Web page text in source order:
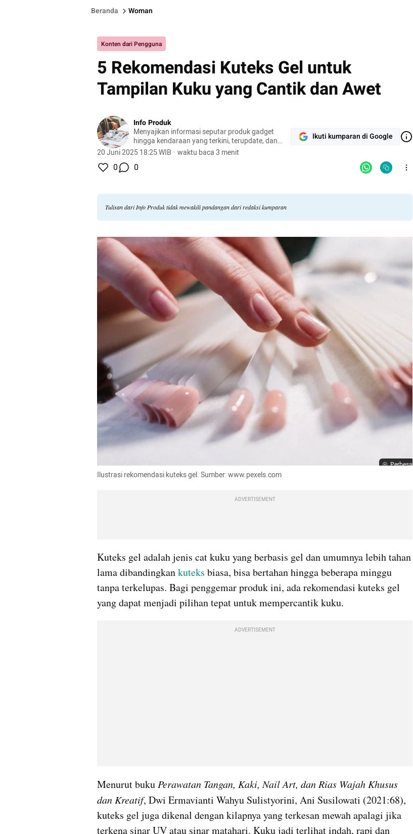
Beranda Woman
Konten dari Pengguna
5 Rekomendasi Kuteks Gel untuk
Tampilan Kuku yang Cantik dan Awet
Info Produk
Menyajikan informasi seputar produk gadget
hingga kendaraan yang terkini, terupdate, dan
terlengkap.
20 Juni 2025 18:25 WIB · waktu baca 3 menit
Ikuti kumparan di Google
0 0
Tulisan dari Info Produk tidak mewakili pandangan dari redaksi kumparan
Perbesar
Ilustrasi rekomendasi kuteks gel. Sumber: www.pexels.com
ADVERTISEMENT
Kuteks gel adalah jenis cat kuku yang berbasis gel dan umumnya lebih tahan
lama dibandingkan kuteks biasa, bisa bertahan hingga beberapa minggu
tanpa terkelupas. Bagi penggemar produk ini, ada rekomendasi kuteks gel
yang dapat menjadi pilihan tepat untuk mempercantik kuku.
ADVERTISEMENT
Menurut buku Perawatan Tangan, Kaki, Nail Art, dan Rias Wajah Khusus
dan Kreatif, Dwi Ermavianti Wahyu Sulistyorini, ‎Ani Susilowati (2021:68),
kuteks gel juga dikenal dengan kilapnya yang terkesan mewah apalagi jika
terkena sinar UV atau sinar matahari. Kuku jadi terlihat indah, rapi dan